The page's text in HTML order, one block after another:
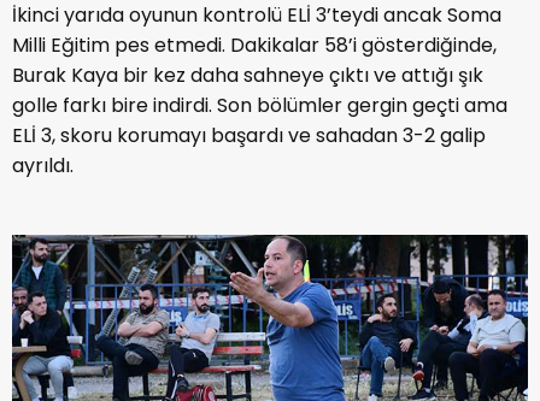
İkinci yarıda oyunun kontrolü ELİ 3’teydi ancak Soma
Milli Eğitim pes etmedi. Dakikalar 58’i gösterdiğinde,
Burak Kaya bir kez daha sahneye çıktı ve attığı şık
golle farkı bire indirdi. Son bölümler gergin geçti ama
ELİ 3, skoru korumayı başardı ve sahadan 3-2 galip
ayrıldı.